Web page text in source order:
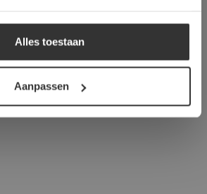
Alles toestaan
Aanpassen
ALLES AFWIJZEN
DETAILS WEERGEVEN